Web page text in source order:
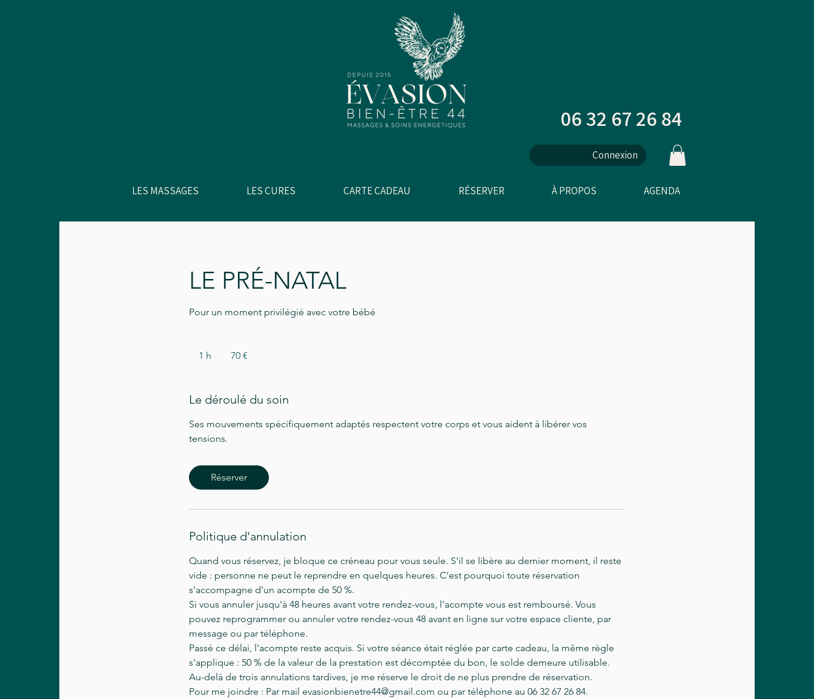
06 32 67 26 84
Connexion
LES MASSAGES LES CURES CARTE CADEAU RÉSERVER À PROPOS AGENDA
LE PRÉ-NATAL
Pour un moment privilégié avec votre bébé
1 h 70 €
Le déroulé du soin
Ses mouvements spécifiquement adaptés respectent votre corps et vous aident à libérer vos
tensions.
Réserver
Politique d'annulation
Quand vous réservez, je bloque ce créneau pour vous seule. S'il se libère au dernier moment, il reste
vide : personne ne peut le reprendre en quelques heures. C'est pourquoi toute réservation
s'accompagne d'un acompte de 50 %.
Si vous annuler jusqu'à 48 heures avant votre rendez-vous, l'acompte vous est remboursé. Vous
pouvez reprogrammer ou annuler votre rendez-vous 48 avant en ligne sur votre espace cliente, par
message ou par téléphone.
Passé ce délai, l'acompte reste acquis. Si votre séance était réglée par carte cadeau, la même règle
s'applique : 50 % de la valeur de la prestation est décomptée du bon, le solde demeure utilisable.
Au-delà de trois annulations tardives, je me réserve le droit de ne plus prendre de réservation.
Pour me joindre : Par mail evasionbienetre44@gmail.com ou par téléphone au 06 32 67 26 84.